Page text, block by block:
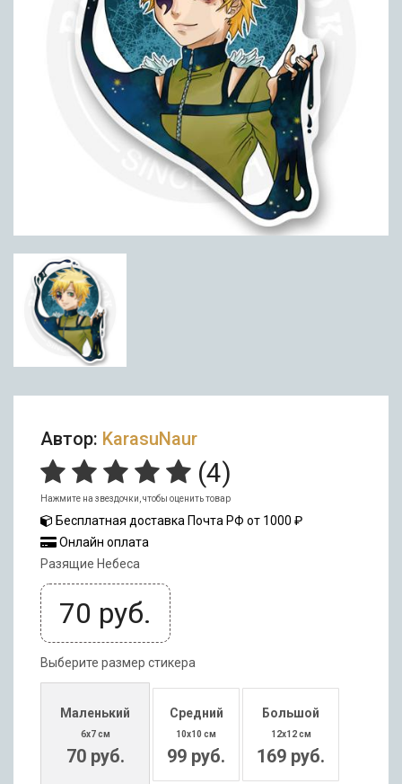
Автор: KarasuNaur
(4)
Нажмите на звездочки, чтобы оценить товар
Бесплатная доставка Почта РФ от 1000 ₽
Онлайн оплата
Разящие Небеса
70 руб.
Выберите размер стикера
Маленький
6x7 см
70 руб.
Средний
10x10 см
99 руб.
Большой
12x12 см
169 руб.